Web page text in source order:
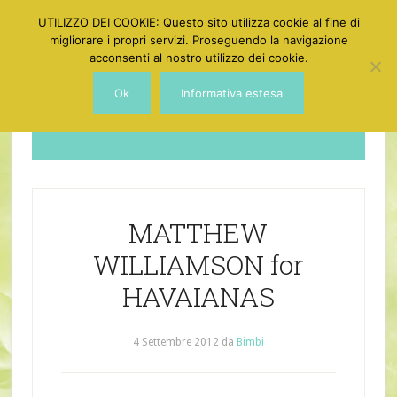
Dotgirl
MATTHEW
WILLIAMSON for
HAVAIANAS
4 Settembre 2012 da Bimbi
UTILIZZO DEI COOKIE: Questo sito utilizza cookie al fine di
migliorare i propri servizi. Proseguendo la navigazione
acconsenti al nostro utilizzo dei cookie.
Ok Informativa estesa